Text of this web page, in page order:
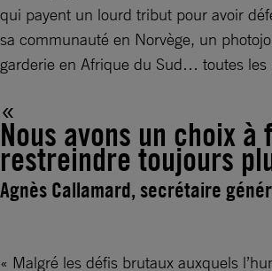
qui payent un lourd tribut pour avoir
sa communauté en Norvège, un
garderie en Afrique du Sud… toutes
Nous avons un choix
restreindre toujours
Agnès Callamard, secrétaire
« Malgré les défis brutaux auxquels